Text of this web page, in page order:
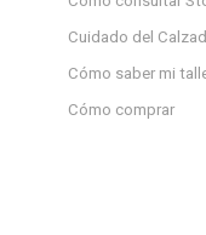
Cuidado del
Cómo saber mi
Cómo comprar